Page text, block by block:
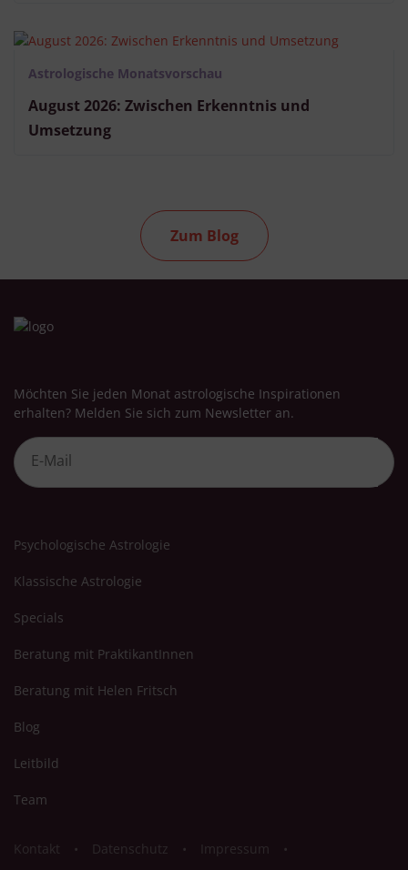
August 2026: Zwischen Erkenntnis und
Umsetzung
Astrologische Monatsvorschau
Zum Blog
Möchten Sie jeden Monat astrologische Inspirationen
erhalten? Melden Sie sich zum Newsletter an.
Psychologische Astrologie
Klassische Astrologie
Specials
Beratung mit PraktikantInnen
Beratung mit Helen Fritsch
Blog
Leitbild
Team
Kontakt Datenschutz
Impressum